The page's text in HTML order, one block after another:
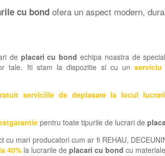
cu bond ofera un aspect modern,
de placari cu bond echipa noastra de
tale. Iti stam la dispozitie si cu un
serviciile de deplasare la locul
pentru toate tipurile de lucrari de
cu mari producatori cum ar fi REHAU,
40% la lucrarile de placari cu bond cu